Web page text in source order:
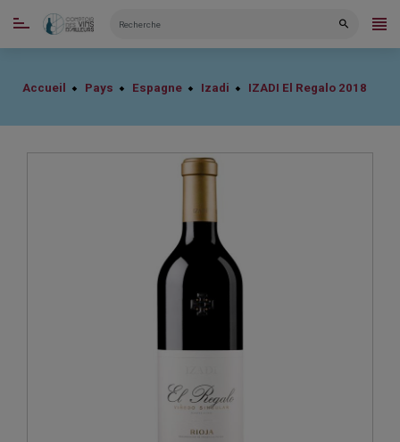
CATÉGORIES
Accueil Pays Espagne Izadi IZADI El Regalo 2018